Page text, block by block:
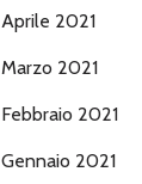
Aprile 2021
Marzo 2021
Febbraio 2021
Gennaio 2021